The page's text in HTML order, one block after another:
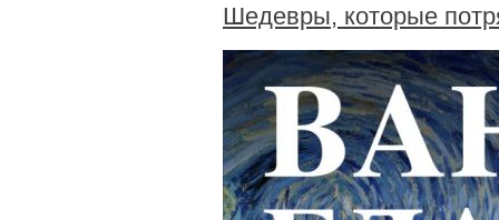
Шедевры, которые